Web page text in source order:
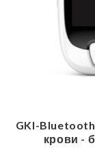
GKI-
крови -